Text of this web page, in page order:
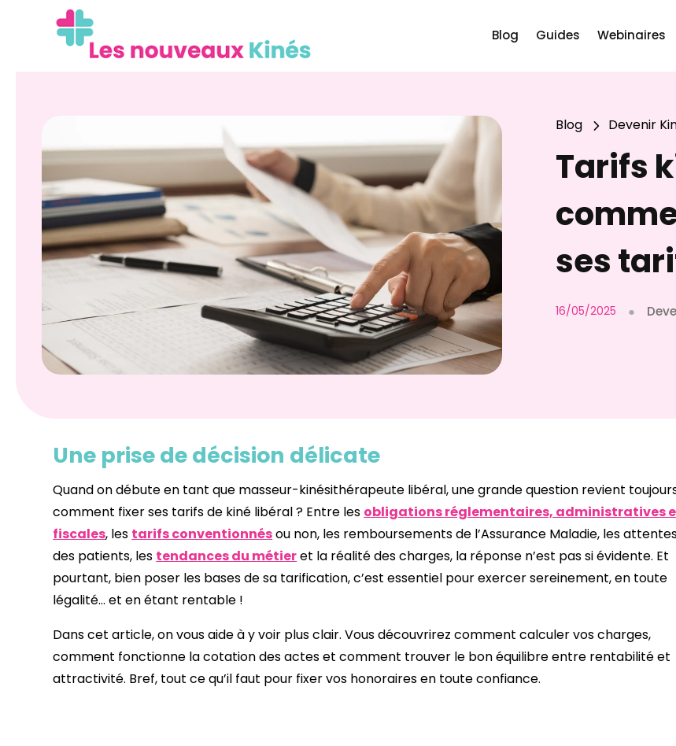
Blog Guides Webinaires
Blog 5 Devenir
Tarifs
ses
16/05/2025 ●
Une prise de décision délicate
Quand on débute en tant que masseur-kinésithérapeute libéral, une grande question revient
comment fixer ses tarifs de kiné libéral ? Entre les obligations réglementaires, administratives
fiscales, les tarifs conventionnésou non, les remboursements de l’Assurance Maladie, les
des patients, les tendances du métieret la réalité des charges, la réponse n’est pas si évidente. Et
pourtant, bien poser les bases de sa tarification, c’est essentiel pour exercer sereinement, en toute
légalité… et en étant rentable !
Dans cet article, on vous aide à y voir plus clair. Vous découvrirez comment calculer vos charges,
comment fonctionne la cotation des actes et comment trouver le bon équilibre entre rentabilité et
attractivité. Bref, tout ce qu’il faut pour fixer vos honoraires en toute confiance.